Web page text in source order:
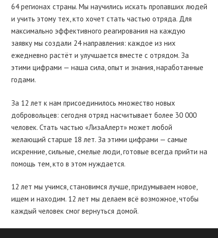
64 регионах страны. Мы научились искать пропавших людей
и учить этому тех, кто хочет стать частью отряда. Для
максимально эффективного реагирования на каждую
заявку мы создали 24 направления: каждое из них
ежедневно растёт и улучшается вместе с отрядом. За
этими цифрами — наша сила, опыт и знания, наработанные
годами.
За 12 лет к нам присоединилось множество новых
добровольцев: сегодня отряд насчитывает более 30 000
человек. Стать частью «ЛизаАлерт» может любой
желающий старше 18 лет. За этими цифрами — самые
искренние, сильные, смелые люди, готовые всегда прийти на
помощь тем, кто в этом нуждается.
12 лет мы учимся, становимся лучше, придумываем новое,
ищем и находим. 12 лет мы делаем всё возможное, чтобы
каждый человек смог вернуться домой.